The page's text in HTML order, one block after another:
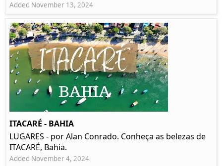
Added November 13, 2024
ITACARÉ - BAHIA
LUGARES - por Alan Conrado. Conheça as belezas de
ITACARÉ, Bahia.
Added November 4, 2024